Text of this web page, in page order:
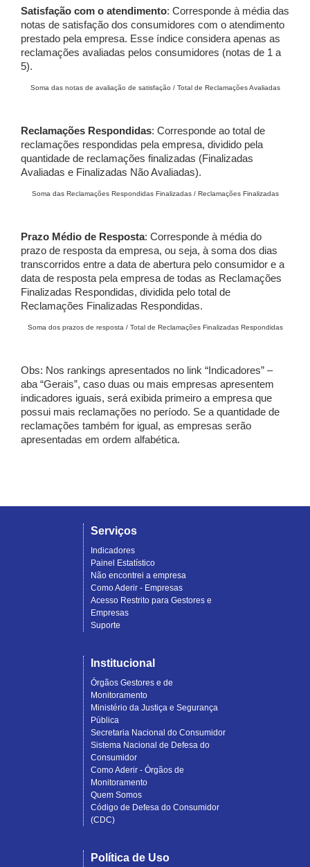
Satisfação com o atendimento: Corresponde à média das
notas de satisfação dos consumidores com o atendimento
prestado pela empresa. Esse índice considera apenas as
reclamações avaliadas pelos consumidores (notas de 1 a
5).
Soma das notas de avaliação de satisfação / Total de Reclamações Avaliadas
Reclamações Respondidas: Corresponde ao total de
reclamações respondidas pela empresa, dividido pela
quantidade de reclamações finalizadas (Finalizadas
Avaliadas e Finalizadas Não Avaliadas).
Soma das Reclamações Respondidas Finalizadas / Reclamações Finalizadas
Prazo Médio de Resposta: Corresponde à média do
prazo de resposta da empresa, ou seja, à soma dos dias
transcorridos entre a data de abertura pelo consumidor e a
data de resposta pela empresa de todas as Reclamações
Finalizadas Respondidas, dividida pelo total de
Reclamações Finalizadas Respondidas.
Soma dos prazos de resposta / Total de Reclamações Finalizadas Respondidas
Obs: Nos rankings apresentados no link “Indicadores” –
aba “Gerais”, caso duas ou mais empresas apresentem
indicadores iguais, será exibida primeiro a empresa que
possui mais reclamações no período. Se a quantidade de
reclamações também for igual, as empresas serão
apresentadas em ordem alfabética.
Serviços
Indicadores
Painel Estatístico
Não encontrei a empresa
Como Aderir - Empresas
Acesso Restrito para Gestores e
Empresas
Suporte
Institucional
Órgãos Gestores e de
Monitoramento
Ministério da Justiça e Segurança
Pública
Secretaria Nacional do Consumidor
Sistema Nacional de Defesa do
Consumidor
Como Aderir - Órgãos de
Monitoramento
Quem Somos
Código de Defesa do Consumidor
(CDC)
Política de Uso